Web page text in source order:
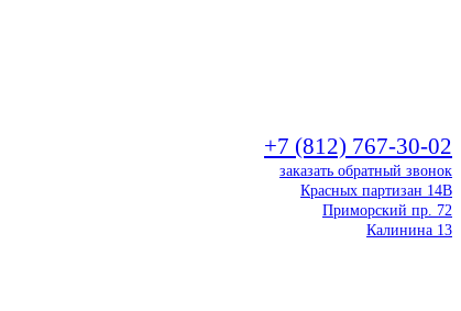
+7 (812) 767-30-02
заказать обратный звонок
Красных партизан 14В
Приморский пр. 72
Калинина 13